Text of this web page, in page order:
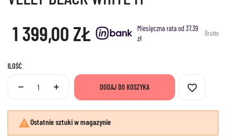
1 399,00 ZŁ
Miesięczna rata od 37.39
zł
Brutto
ILOŚĆ
DODAJ DO KOSZYKA favorite_border
Ostatnie sztuki w magazynie